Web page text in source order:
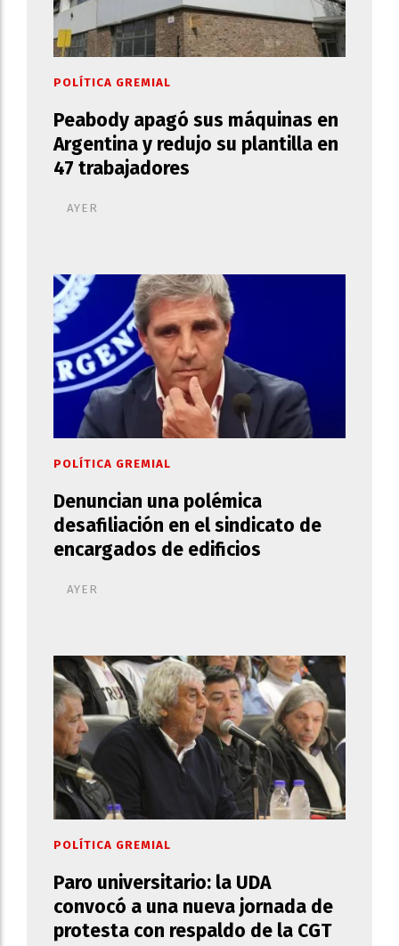
Peabody apagó sus máquinas en
Argentina y redujo su plantilla en
47 trabajadores
POLÍTICA GREMIAL
AYER
Denuncian una polémica
desafiliación en el sindicato de
encargados de edificios
POLÍTICA GREMIAL
AYER
Paro universitario: la UDA
convocó a una nueva jornada de
protesta con respaldo de la CGT
POLÍTICA GREMIAL